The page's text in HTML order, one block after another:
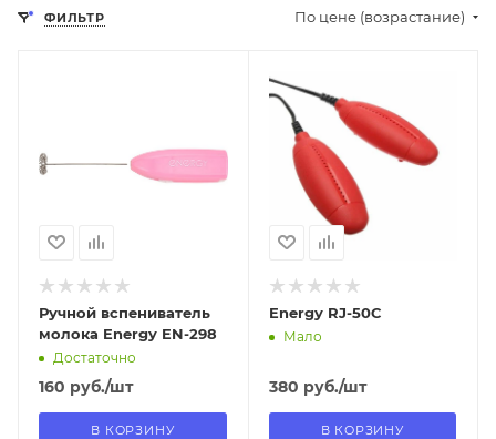
ФИЛЬТР По цене (возрастание)
самовывоза
Нет
Ручной вспениватель
молока Energy EN-298
Достаточно
160 руб./шт
В КОРЗИНУ
Отправим
06.08.2026
В наличии в пункте
самовывоза
Energy RJ-50C
Мало
380 руб./шт
В КОРЗИНУ